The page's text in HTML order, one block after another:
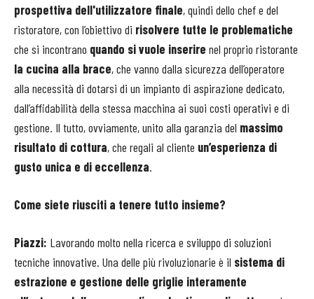
prospettiva dell'utilizzatore finale, quindi dello chef e del
ristoratore, con l’obiettivo di risolvere tutte le problematiche
che si incontrano quando si vuole inserire nel proprio ristorante
la cucina alla brace, che vanno dalla sicurezza dell’operatore
alla necessità di dotarsi di un impianto di aspirazione dedicato,
dall’affidabilità della stessa macchina ai suoi costi operativi e di
gestione. Il tutto, ovviamente, unito alla garanzia del massimo
risultato di cottura, che regali al cliente un’esperienza di
gusto unica e di eccellenza.
Come siete riusciti a tenere tutto insieme?
Piazzi: Lavorando molto nella ricerca e sviluppo di soluzioni
tecniche innovative. Una delle più rivoluzionarie è il sistema di
estrazione e gestione delle griglie interamente